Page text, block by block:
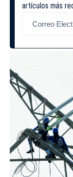
artículos más